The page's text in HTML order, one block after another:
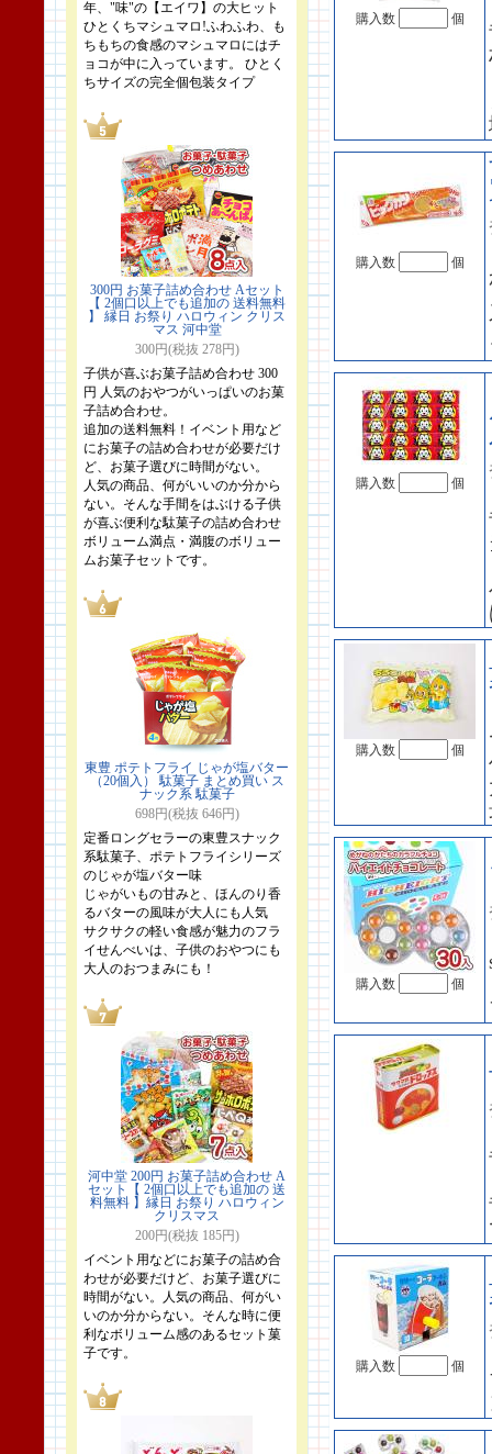
年、"味"の【エイワ】の大ヒット
ひとくちマシュマロ!ふわふわ、も
ちもちの食感のマシュマロにはチ
ョコが中に入っています。 ひとく
ちサイズの完全個包装タイプ
300円 お菓子詰め合わせ Aセット
【 2個口以上でも追加の 送料無料
】 縁日 お祭り ハロウィン クリス
マス 河中堂
300円(税抜 278円)
子供が喜ぶお菓子詰め合わせ 300
円 人気のおやつがいっぱいのお菓
子詰め合わせ。
追加の送料無料！イベント用など
にお菓子の詰め合わせが必要だけ
ど、お菓子選びに時間がない。
人気の商品、何がいいのか分から
ない。そんな手間をはぶける子供
が喜ぶ便利な駄菓子の詰め合わせ
ボリューム満点・満腹のボリュー
ムお菓子セットです。
東豊 ポテトフライ じゃが塩バター
（20個入） 駄菓子 まとめ買い ス
ナック系 駄菓子
698円(税抜 646円)
定番ロングセラーの東豊スナック
系駄菓子、ポテトフライシリーズ
のじゃが塩バター味
じゃがいもの甘みと、ほんのり香
るバターの風味が大人にも人気
サクサクの軽い食感が魅力のフラ
イせんべいは、子供のおやつにも
大人のおつまみにも！
河中堂 200円 お菓子詰め合わせ A
セット【 2個口以上でも追加の 送
料無料 】縁日 お祭り ハロウィン
クリスマス
200円(税抜 185円)
イベント用などにお菓子の詰め合
わせが必要だけど、お菓子選びに
時間がない。人気の商品、何がい
いのか分からない。そんな時に便
利なボリューム感のあるセット菓
子です。
購入数 個
購入数 個
購入数 個
購入数 個
購入数 個
購入数 個